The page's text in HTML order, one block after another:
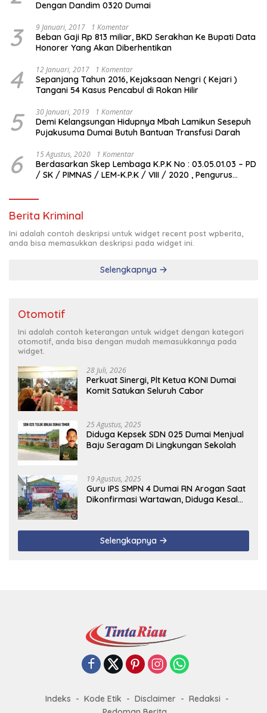
Dengan Dandim 0320 Dumai
3 9 Januari, 2017 1 Komentar
Beban Gaji Rp 813 miliar, BKD Serakhan Ke Bupati Data
Honorer Yang Akan Diberhentikan
4 12 Januari, 2017 1 Komentar
Sepanjang Tahun 2016, Kejaksaan Nengri ( Kejari )
Tangani 54 Kasus Pencabul di Rokan Hilir
5 30 Januari, 2019 1 Komentar
Demi Kelangsungan Hidupnya Mbah Lamikun Sesepuh
Pujakusuma Dumai Butuh Bantuan Transfusi Darah
6 15 Agustus, 2020 1 Komentar
Berdasarkan Skep Lembaga K.P.K No : 03.05.01.03 – PD
/ SK / PIMNAS / LEM-K.P.K / VIII / 2020 , Pengurus
Berita Kriminal
Ini adalah contoh deskripsi untuk widget recent post wpberita,
anda bisa memasukkan deskripsi pada widget ini.
Selengkapnya
Otomotif
Ini adalah contoh keterangan untuk widget dengan kategori
otomotif, anda bisa dengan mudah memasukkannya pada
widget.
28 Juli, 2026
Perkuat Sinergi, Plt Ketua KONI Dumai
Komit Satukan Seluruh Cabor
25 Agustus, 2025
Diduga Kepsek SDN 025 Dumai Menjual
Baju Seragam Di Lingkungan Sekolah
19 Agustus, 2025
Guru IPS SMPN 4 Dumai RN Arogan Saat
Dikonfirmasi Wartawan, Diduga Kesal
Selengkapnya
Indeks Kode Etik Disclaimer
Redaksi